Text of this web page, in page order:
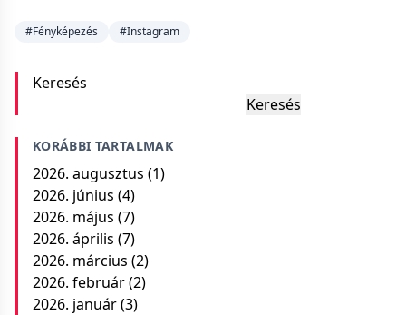
#Fényképezés #Instagram
Keresés
Keresés
KORÁBBI TARTALMAK
2026. augusztus (1)
2026. június (4)
2026. május (7)
2026. április (7)
2026. március (2)
2026. február(2)
2026. január(3)